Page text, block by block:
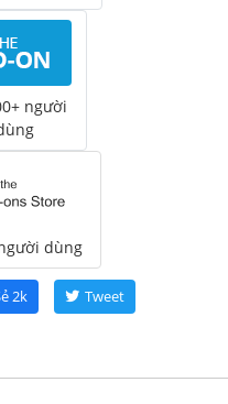
người
dùng
2k Tweet